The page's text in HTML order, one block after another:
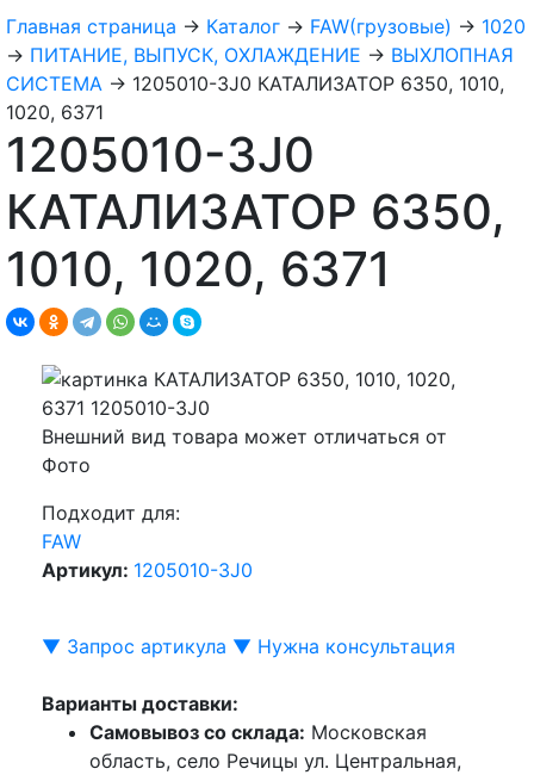
Главная страница → Каталог → FAW(грузовые) → 1020
→ ПИТАНИЕ, ВЫПУСК, ОХЛАЖДЕНИЕ → ВЫХЛОПНАЯ
СИСТЕМА → 1205010-3J0 КАТАЛИЗАТОР 6350, 1010,
1020, 6371
1205010-3J0
КАТАЛИЗАТОР 6350,
1010, 1020, 6371
Внешний вид товара может отличаться от
Фото
Подходит для:
FAW
Артикул: 1205010-3J0
▼ Запрос артикула ▼ Нужна консультация
Варианты доставки:
Самовывоз со склада: Московская
область, село Речицы ул. Центральная,